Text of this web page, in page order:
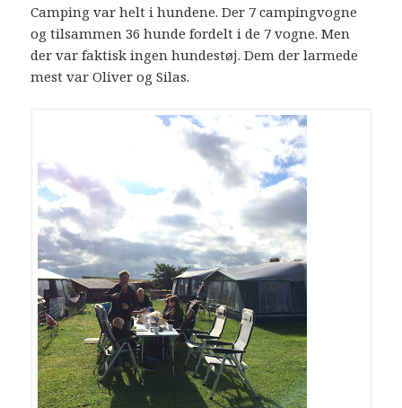
Camping var helt i hundene. Der 7 campingvogne
og tilsammen 36 hunde fordelt i de 7 vogne. Men
der var faktisk ingen hundestøj. Dem der larmede
mest var Oliver og Silas.